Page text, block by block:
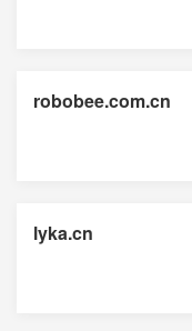
robobee.com.cn
lyka.cn